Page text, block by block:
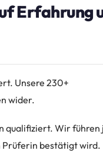
Erfahrung
Unsere 230+
wider.
qualifiziert. Wir führen
Prüferin bestätigt wird.